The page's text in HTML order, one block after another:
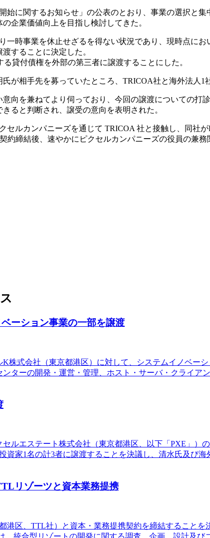
始に関するお知らせ」の公表のとおり、事業の選択と
企業価値向上を目指し検討してきた。
一時事業を休止せざるを得ない状況であり、現時点に
することに決定した。
貸付債権を外部の第三者に譲渡することにした。
が相手先を募っていたところ、TRICOA社と海外法人1
向を兼ねてより伺っており、今回の譲渡についての打
ると判断され、譲受の意向を表明された。
セルカンパニーズを通じて TRICOA 社と接触し、同社
締結後、速やかにピクセルカンパニーズの役員の兼務
ーション事業の一部を譲渡
株式会社（東京都港区）に対して、システムイノベー
ターの開発・運営・管理、ホスト・サーバ・クライア
ルエステート株式会社（東京都港区、以下「PXE」）
家1名の計3者に譲渡することを決議し、清水氏及び
リゾーツと資本業務提携
港区、TTL社）と資本・業務提携契約を締結すること
統合型リゾートの開発に関する調査、企画、設計及